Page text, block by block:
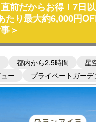
直前だからお得！7日
たり最大約6,000円
＞
都内から2.5時間
星
ー
プライベートガーデ